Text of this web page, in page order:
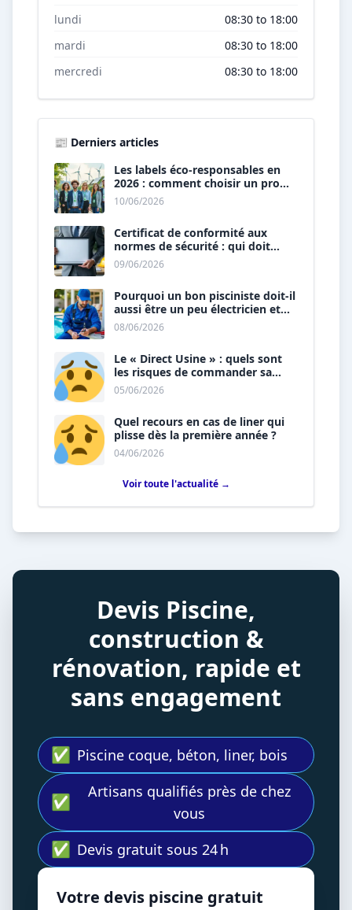
lundi
08:30 to 18:00
mardi
08:30 to 18:00
mercredi
08:30 to 18:00
📰 Derniers articles
Les labels éco-responsables en
2026 : comment choisir un pro
« vert » ?
10/06/2026
Certificat de conformité aux
normes de sécurité : qui doit
vous le délivrer ?
09/06/2026
Pourquoi un bon pisciniste doit-il
aussi être un peu électricien et
plombier ?
08/06/2026
Le « Direct Usine » : quels sont
les risques de commander sa
piscine sans installateur ?
05/06/2026
Quel recours en cas de liner qui
plisse dès la première année ?
04/06/2026
Voir toute l'actualité →
Devis Piscine,
construction &
rénovation, rapide et
sans engagement
✅ Piscine coque, béton, liner, bois
✅
Artisans qualifiés près de chez
vous
✅ Devis gratuit sous 24 h
Votre devis piscine gratuit